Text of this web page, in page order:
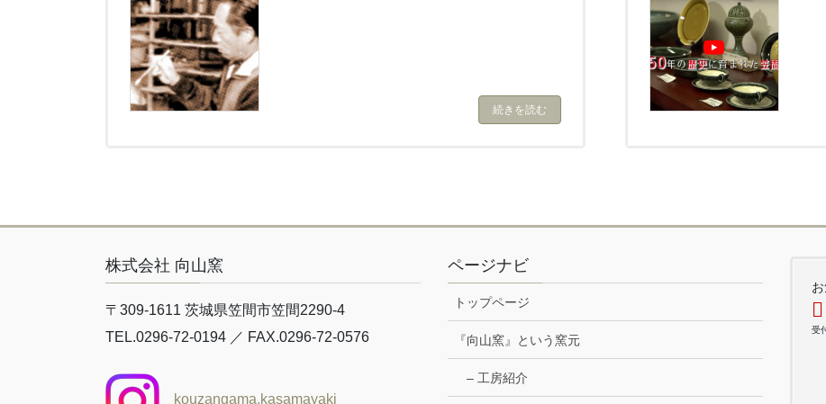
続きを読む
株式会社 向山窯
〒309-1611 茨城県笠間市笠間2290-4
TEL.0296-72-0194 ／ FAX.0296-72-0576
kouzangama.kasamayaki
ページナビ
トップページ
『向山窯』という窯元
– 工房紹介
受